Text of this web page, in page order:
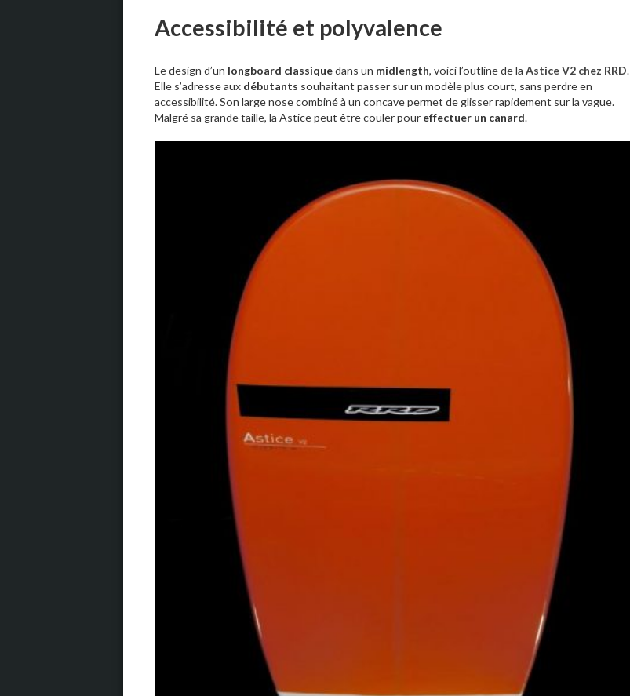
Accessibilité et polyvalence
Le design d’un longboard classiquedans un midlength, voici l’outline de la Astice V2 chez RRD.
Elle s’adresse aux débutants souhaitant passer sur un modèle plus court, sans perdre en
accessibilité. Son large nose combiné à un concave permet de glisser rapidement sur la vague.
Malgré sa grande taille, la Astice peut être couler pour effectuer un canard.